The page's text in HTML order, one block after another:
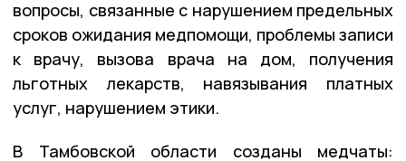
вопросы, связанные с нарушением предельных
сроков ожидания медпомощи, проблемы записи
к врачу, вызова врача на дом, получения
льготных лекарств, навязывания платных
услуг, нарушением этики.
В Тамбовской области созданы медчаты: